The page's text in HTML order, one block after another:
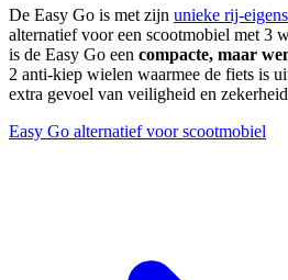
De Easy Go is met zijn unieke rij-
alternatief voor een scootmobiel met 3
is de Easy Go een compacte, maar
2 anti-kiep wielen waarmee de fiets is
extra gevoel van veiligheid en
Easy Go alternatief voor scootmobiel